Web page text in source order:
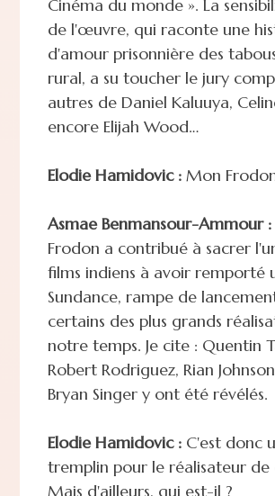
Cinéma du monde ». La
de l'œuvre, qui raconte une
d'amour prisonnière des
rural, a su toucher le jury
autres de Daniel Kaluuya,
encore Elijah Wood…
Elodie Hamidovic :Mon
Asmae Benmansour-Ammour :
Frodon a contribué à sacrer
films indiens à avoir remporté
Sundance, rampe de
certains des plus grands
notre temps. Je cite : Quentin
Robert Rodriguez, Rian
Bryan Singer y ont été révélés.
Elodie Hamidovic :C'est donc
tremplin pour le réalisateur de
Mais d'ailleurs, qui est-il ?